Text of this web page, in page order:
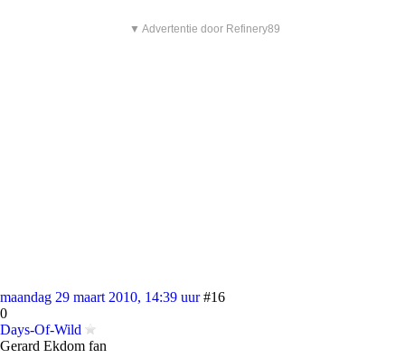
▼ Advertentie door Refinery89
maandag 29 maart 2010, 14:39 uur #16
0
Days-Of-Wild
Gerard Ekdom fan